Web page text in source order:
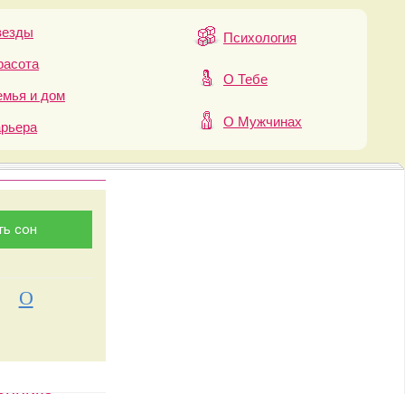
и дом
Психология
О Тебе
О Мужчинах
О